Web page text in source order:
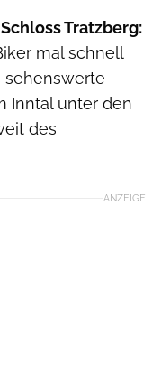
Tratzberg:
mal schnell
sehenswerte
Inntal unter den
des
ANZEIGE